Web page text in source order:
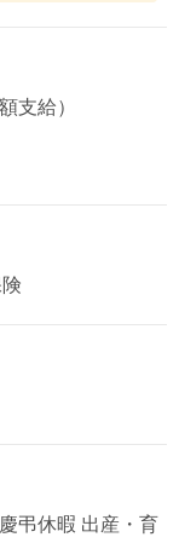
支給）
弔休暇 出産・育